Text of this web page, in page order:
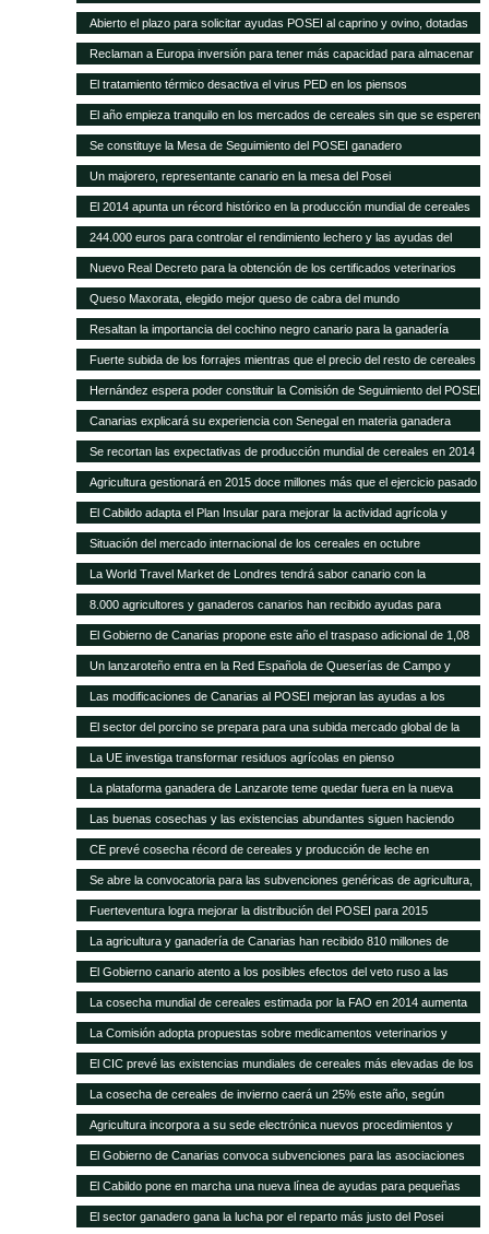
2015
Abierto el plazo para solicitar ayudas POSEI al caprino y ovino, dotadas
con seis millones de euros
Reclaman a Europa inversión para tener más capacidad para almacenar
cereal y oleaginosas
El tratamiento térmico desactiva el virus PED en los piensos
El año empieza tranquilo en los mercados de cereales sin que se esperen
cambios en meses
Se constituye la Mesa de Seguimiento del POSEI ganadero
Un majorero, representante canario en la mesa del Posei
El 2014 apunta un récord histórico en la producción mundial de cereales
244.000 euros para controlar el rendimiento lechero y las ayudas del
POSEI
Nuevo Real Decreto para la obtención de los certificados veterinarios
para comercio exterior
Queso Maxorata, elegido mejor queso de cabra del mundo
Resaltan la importancia del cochino negro canario para la ganadería
isleña
Fuerte subida de los forrajes mientras que el precio del resto de cereales
se mantiene fijo
Hernández espera poder constituir la Comisión de Seguimiento del POSEI
ganadero antes de finales de año
Canarias explicará su experiencia con Senegal en materia ganadera
Se recortan las expectativas de producción mundial de cereales en 2014
a pesar de las cosechas récord de maíz y trigo
Agricultura gestionará en 2015 doce millones más que el ejercicio pasado
y alcanza los 418,9 millones de euros
El Cabildo adapta el Plan Insular para mejorar la actividad agrícola y
ganadera
Situación del mercado internacional de los cereales en octubre
La World Travel Market de Londres tendrá sabor canario con la
promoción de sus quesos y vinos
8.000 agricultores y ganaderos canarios han recibido ayudas para
desarrollo rural
El Gobierno de Canarias propone este año el traspaso adicional de 1,08
millones del REA a la ganadería de las islas
Un lanzaroteño entra en la Red Española de Queserías de Campo y
Artesanas
Las modificaciones de Canarias al POSEI mejoran las ayudas a los
sectores productivos canarios
El sector del porcino se prepara para una subida mercado global de la
carne del 40% en 20 años
La UE investiga transformar residuos agrícolas en pienso
La plataforma ganadera de Lanzarote teme quedar fuera en la nueva
revisión del Posei
Las buenas cosechas y las existencias abundantes siguen haciendo
bajar los precios internacionales de los alimentos
CE prevé cosecha récord de cereales y producción de leche en
próximos meses
Se abre la convocatoria para las subvenciones genéricas de agricultura,
ganadería y pesca
Fuerteventura logra mejorar la distribución del POSEI para 2015
La agricultura y ganadería de Canarias han recibido 810 millones de
euros en ayudas del POSEI esta legislatura
El Gobierno canario atento a los posibles efectos del veto ruso a las
importaciones de la UE
La cosecha mundial de cereales estimada por la FAO en 2014 aumenta
en 14 Mt
La Comisión adopta propuestas sobre medicamentos veterinarios y
piensos medicamentosos
El CIC prevé las existencias mundiales de cereales más elevadas de los
15 años
La cosecha de cereales de invierno caerá un 25% este año, según
Agricultura
Agricultura incorpora a su sede electrónica nuevos procedimientos y
servicios on line
El Gobierno de Canarias convoca subvenciones para las asociaciones
agrarias
El Cabildo pone en marcha una nueva línea de ayudas para pequeñas
queserías con 100.000 euros
El sector ganadero gana la lucha por el reparto más justo del Posei